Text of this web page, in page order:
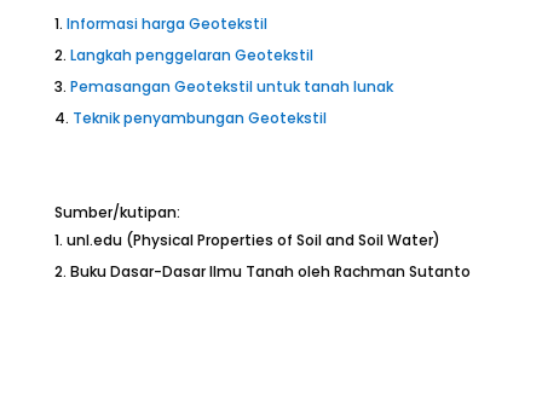
Informasi harga Geotekstil
Langkah penggelaran Geotekstil
Pemasangan Geotekstil untuk tanah lunak
Teknik penyambungan Geotekstil
Sumber/kutipan:
unl.edu (Physical Properties of Soil and Soil Water)
Buku Dasar-Dasar Ilmu Tanah oleh Rachman Sutanto